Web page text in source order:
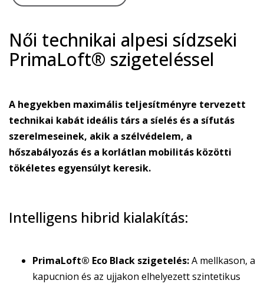
Női technikai alpesi sídzseki
PrimaLoft® szigeteléssel
A hegyekben maximális teljesítményre tervezett
technikai kabát ideális társ a síelés és a sífutás
szerelmeseinek, akik a szélvédelem, a
hőszabályozás és a korlátlan mobilitás közötti
tökéletes egyensúlyt keresik.
Intelligens hibrid kialakítás:
PrimaLoft® Eco Black szigetelés:A mellkason, a
kapucnion és az ujjakon elhelyezett szintetikus